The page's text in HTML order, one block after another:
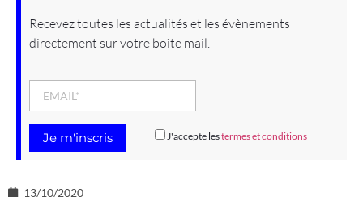
Recevez toutes les actualités et les évènements
directement sur votre boîte mail.
J'accepte lestermes et conditions
13/10/2020